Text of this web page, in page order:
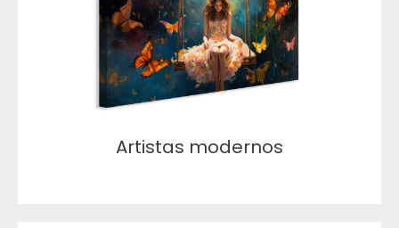
Artistas modernos